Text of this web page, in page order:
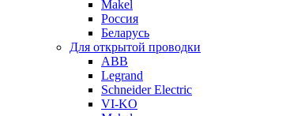
Makel
Россия
Беларусь
Для открытой проводки
ABB
Legrand
Schneider Electric
VI-KO